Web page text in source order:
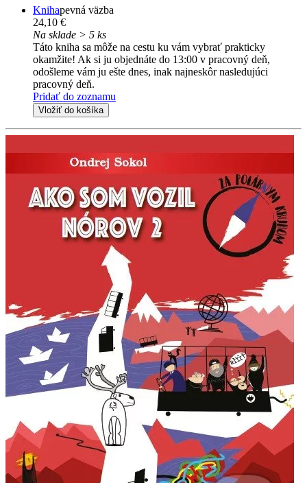
Knihapevná väzba
24,10 €
Na sklade > 5 ks
Táto kniha sa môže na cestu ku vám vybrať prakticky
okamžite! Ak si ju objednáte do 13:00 v pracovný deň,
odošleme vám ju ešte dnes, inak najneskôr nasledujúci
pracovný deň.
Pridať do zoznamu
Vložiť do košíka